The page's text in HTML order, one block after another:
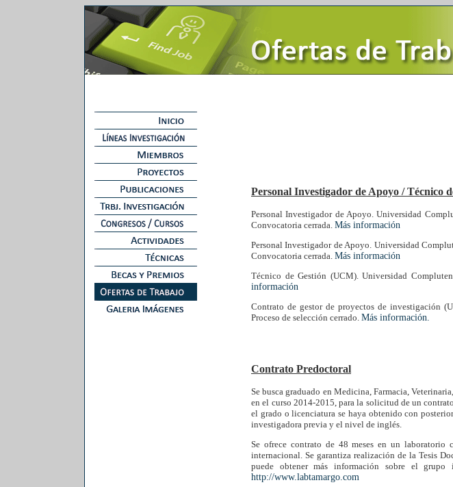
Personal Investigador de Apoyo / Técnico
Personal Investigador de Apoyo. Universidad
Convocatoria cerrada. Más información
Personal Investigador de Apoyo. Universidad
Convocatoria cerrada. Más información
Técnico de Gestión (UCM). Universidad
información
Contrato de gestor de proyectos de investigación
Proceso de selección cerrado. Más información.
Contrato Predoctoral
Se busca graduado en Medicina, Farmacia,
en el curso 2014-2015, para la solicitud de un
el grado o licenciatura se haya obtenido con
investigadora previa y el nivel de inglés.
Se ofrece contrato de 48 meses en un
internacional. Se garantiza realización de la Tesis
puede obtener más información sobre el
http://www.labtamargo.com